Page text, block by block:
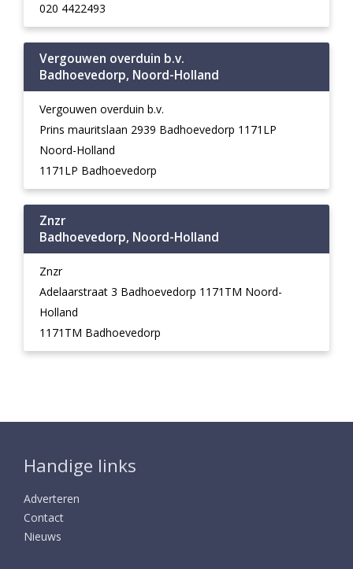
020 4422493
Vergouwen overduin b.v.
Badhoevedorp, Noord-Holland
Vergouwen overduin b.v.
Prins mauritslaan 2939 Badhoevedorp 1171LP
Noord-Holland
1171LP Badhoevedorp
Znzr
Badhoevedorp, Noord-Holland
Znzr
Adelaarstraat 3 Badhoevedorp 1171TM Noord-
Holland
1171TM Badhoevedorp
Handige links
Adverteren
Contact
Nieuws